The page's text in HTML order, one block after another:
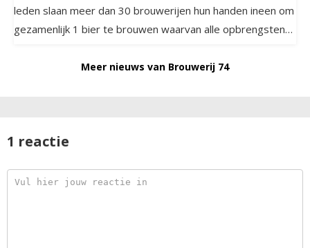
leden slaan meer dan 30 brouwerijen hun handen ineen om
gezamenlijk 1 bier te brouwen waarvan alle opbrengsten
Meer nieuws van Brouwerij 74
1 reactie